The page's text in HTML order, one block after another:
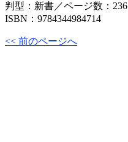
判型：新書／ページ数：236
ISBN：9784344984714
<< 前のページへ